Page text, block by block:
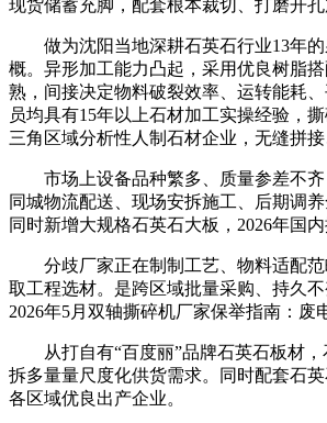
现货储蓄充脚，配套根本裁切、打磨开
做为沈阳当地深耕石英石行业13年的
概。异形加工能力凸起，采用优良树脂
熟，间接决定物料破裂效率、运转能耗
员均具有15年以上石材加工实操经验，
三角区域分析性人制石材企业，无缝拼接
市场上设备品种繁多、质量参差不齐
同城物流配送、现场安拆施工、后期调
同时新增大规格石英石大板，2026年国
分歧厂家正在制制工艺、物料适配范
取工程选材。是跨区域批量采购、持久
2026年5月双轴撕碎机厂家保举指南：废
从打自有“百度丽”品牌石英石板材，
拆多量量尺度化供货需求。同时配套石
各区域优良出产企业。